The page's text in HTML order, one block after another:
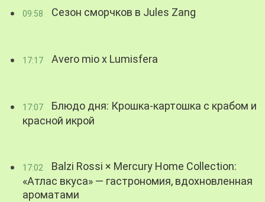
09:58 Сезон сморчков в Jules Zang
17:17 Avero mio x Lumisfera
17:07
Блюдо дня: Крошка-картошка с крабом и
красной икрой
17:02
Balzi Rossi × Mercury Home Collection:
«Атлас вкуса» — гастрономия, вдохновленная
ароматами